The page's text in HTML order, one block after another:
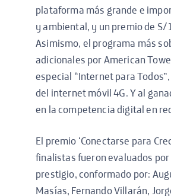
plataforma más grande e
y ambiental, y un premio de
Asimismo, el programa más
adicionales por American
especial “Internet para
del internet móvil 4G. Y al
en la competencia digital en
El premio ‘Conectarse para
finalistas fueron evaluados
prestigio, conformado por:
Masías, Fernando Villarán,